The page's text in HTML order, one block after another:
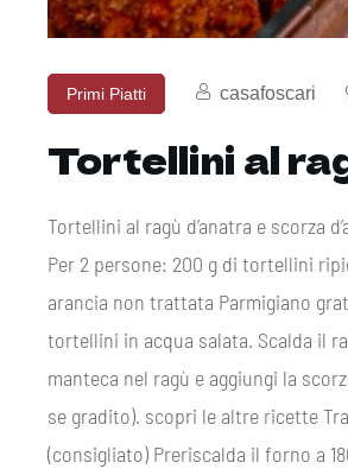
Primi Piatti casafoscari
Tortellini al
Tortellini al ragù d’anatra e scorza
Per 2 persone: 200 g di tortellini
arancia non trattata Parmigiano
tortellini in acqua salata. Scalda il
manteca nel ragù e aggiungi la
se gradito). scopri le altre ricette
(consigliato) Preriscalda il forno a